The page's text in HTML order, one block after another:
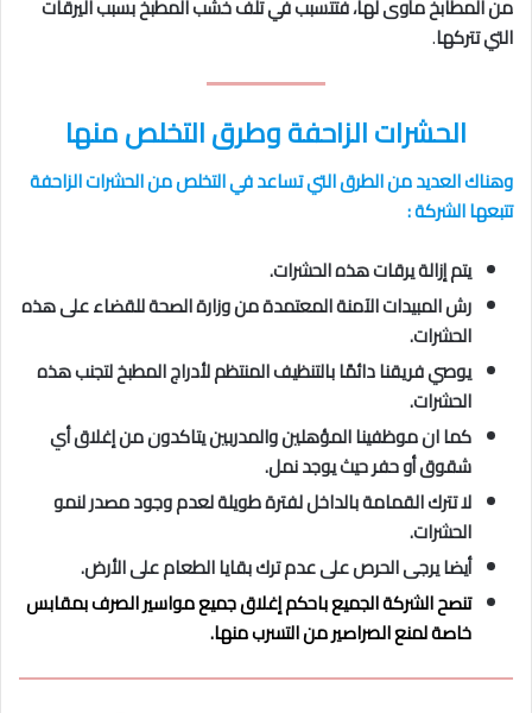
من المطابخ مأوى لها، فتتسبب في تلف خشب المطبخ بسبب اليرقات
التي تتركها.
الحشرات الزاحفةوطرق التخلص منها
وهناك العديد من الطرق التي تساعد في التخلص من الحشرات الزاحفة
تتبعها الشركة :
يتم إزالة يرقات هذه الحشرات.
رش المبيدات الآمنة المعتمدة من وزارة الصحة للقضاء على هذه
الحشرات.
يوصي فريقنا دائمًا بالتنظيف المنتظم لأدراج المطبخ لتجنب هذه
الحشرات.
كما ان موظفينا المؤهلين والمدربين يتاكدون من إغلاق أي
شقوق أو حفر حيث يوجد نمل.
لا تترك القمامة بالداخل لفترة طويلة لعدم وجود مصدر لنمو
الحشرات.
أيضا يرجى الحرص على عدم ترك بقايا الطعام على الأرض.
تنصح الشركة الجميع باحكم إغلاق جميع مواسير الصرف بمقابس
خاصة لمنع الصراصير من التسرب منها.